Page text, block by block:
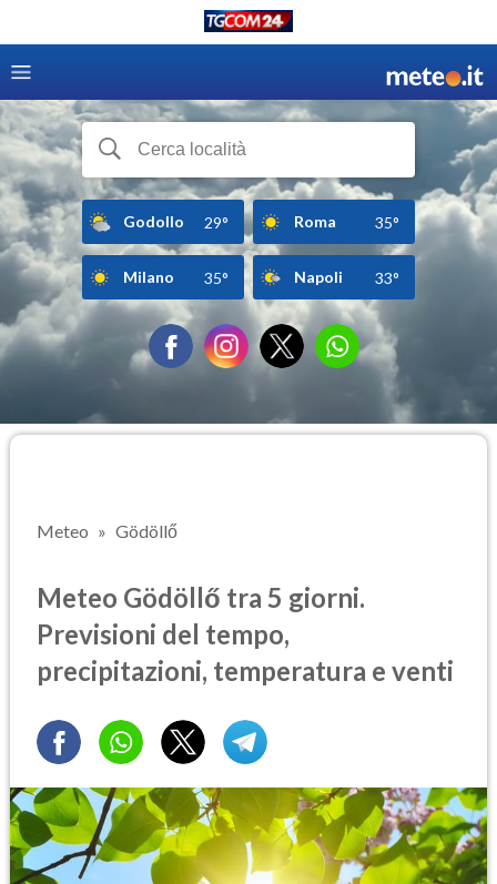
Godollo 29° Roma 35°
Milano 35° Napoli 33°
Meteo Gödöllő
Meteo Gödöllő tra 5 giorni.
Previsioni del tempo,
precipitazioni, temperatura e venti